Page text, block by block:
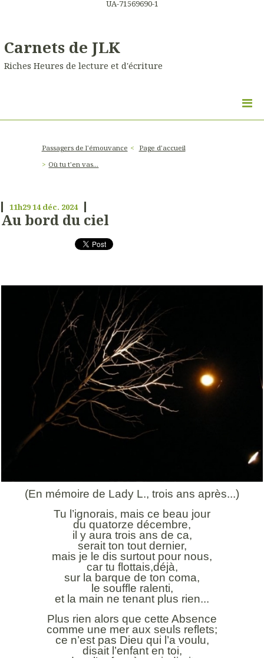
UA-71569690-1
Carnets de JLK
Riches Heures de lecture et d'écriture
Passagers de l'émouvance
Page d'accueil
Où tu t'en vas...
11h2914 déc. 2024
Au bord du ciel
(En mémoire de Lady L., trois ans après...)
Tu l’ignorais, mais ce beau jour
du quatorze décembre,
il y aura trois ans de ca,
serait ton tout dernier,
mais je le dis surtout pour nous,
car tu flottais,déjà,
sur la barque de ton coma,
le souffle ralenti,
et la main ne tenant plus rien...
Plus rien alors que cette Absence
comme une mer aux seuls reflets;
ce n’est pas Dieu qui l’a voulu,
disait l’enfant en toi,